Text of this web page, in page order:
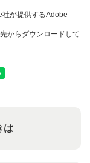
が提供するAdobe
からダウンロードして
は